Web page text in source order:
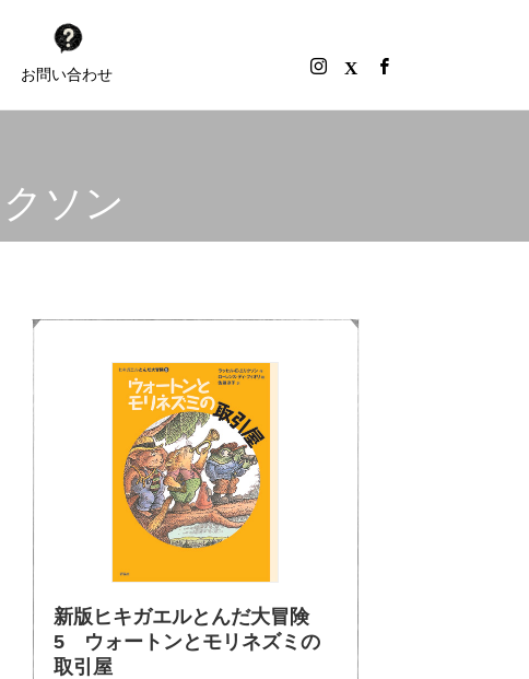
お問い合わせ
ソン
新版ヒキガエルとんだ大冒険
5 ウォートンとモリネズミの
取引屋